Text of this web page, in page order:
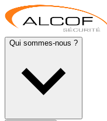
Qui sommes-nous ?